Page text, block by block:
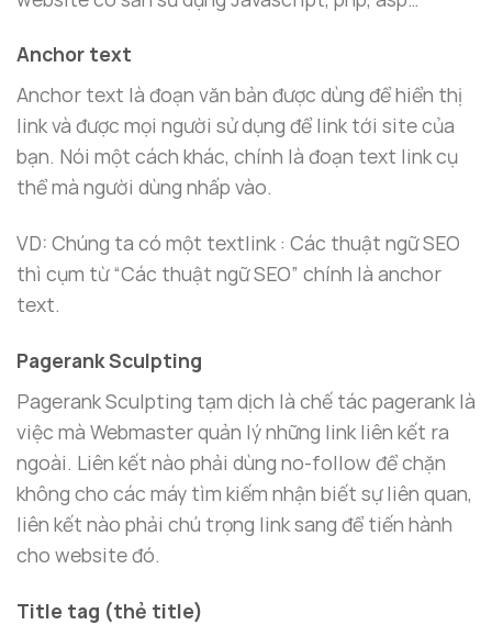
Anchor text
Anchor text là đoạn văn bản được dùng để hiển thị
link và được mọi người sử dụng để link tới site của
bạn. Nói một cách khác, chính là đoạn text link cụ
thể mà người dùng nhấp vào.
VD: Chúng ta có một textlink : Các thuật ngữ SEO
thì cụm từ “Các thuật ngữ SEO” chính là anchor
text.
Pagerank Sculpting
Pagerank Sculpting tạm dịch là chế tác pagerank là
việc mà Webmaster quản lý những link liên kết ra
ngoài. Liên kết nào phải dùng no-follow để chặn
không cho các máy tìm kiếm nhận biết sự liên quan,
liên kết nào phải chú trọng link sang để tiến hành
cho website đó.
Title tag (thẻ title)